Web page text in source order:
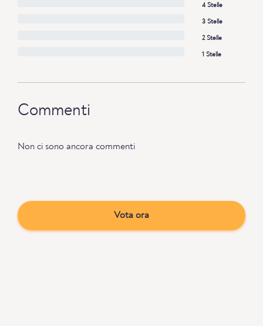
4 Stelle
3 Stelle
2 Stelle
1 Stelle
Commenti
Non ci sono ancora commenti
Vota ora